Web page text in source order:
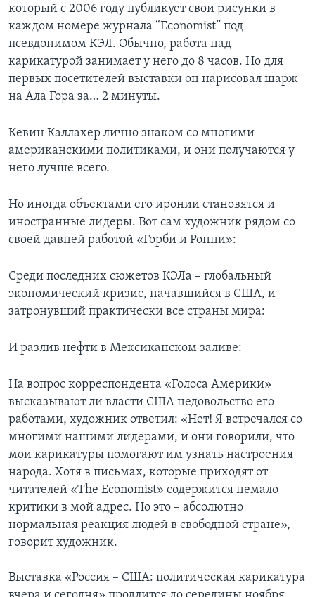
который с 2006 году публикует свои рисунки в
каждом номере журнала “Economist” под
псевдонимом КЭЛ. Обычно, работа над
карикатурой занимает у него до 8 часов. Но для
первых посетителей выставки он нарисовал шарж
на Ала Гора за… 2 минуты.
Кевин Каллахер лично знаком со многими
американскими политиками, и они получаются у
него лучше всего.
Но иногда объектами его иронии становятся и
иностранные лидеры. Вот сам художник рядом со
своей давней работой «Горби и Ронни»:
Среди последних сюжетов КЭЛа – глобальный
экономический кризис, начавшийся в США, и
затронувший практически все страны мира:
И разлив нефти в Мексиканском заливе:
На вопрос корреспондента «Голоса Америки»
высказывают ли власти США недовольство его
работами, художник ответил: «Нет! Я встречался со
многими нашими лидерами, и они говорили, что
мои карикатуры помогают им узнать настроения
народа. Хотя в письмах, которые приходят от
читателей «The Economist» содержится немало
критики в мой адрес. Но это – абсолютно
нормальная реакция людей в свободной стране», –
говорит художник.
Выставка «Россия – США: политическая карикатура